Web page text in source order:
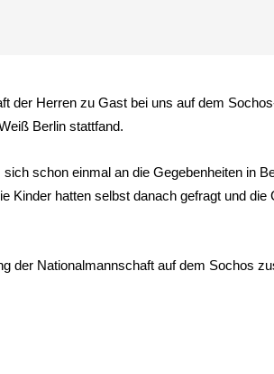
der Herren zu Gast bei uns auf dem
Berlin stattfand.
schon einmal an die Gegebenheiten in
Kinder hatten selbst danach gefragt und
der Nationalmannschaft auf dem Sochos